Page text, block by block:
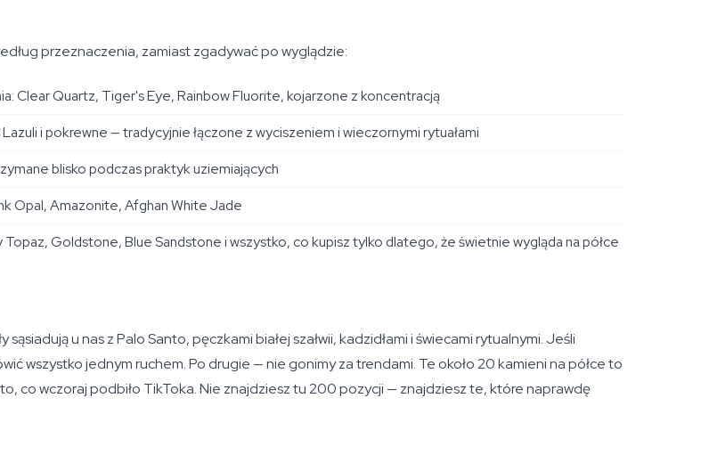
przeznaczenia, zamiast zgadywać po wyglądzie:
Clear Quartz, Tiger's Eye, Rainbow Fluorite, kojarzone z koncentracją
i pokrewne — tradycyjnie łączone z wyciszeniem i wieczornymi rytuałami
blisko podczas praktyk uziemiających
Opal, Amazonite, Afghan White Jade
Goldstone, Blue Sandstone i wszystko, co kupisz tylko dlatego, że świetnie wygląda na półce
u nas z Palo Santo, pęczkami białej szałwii, kadzidłami i świecami rytualnymi. Jeśli
wszystko jednym ruchem. Po drugie — nie gonimy za trendami. Te około 20 kamieni na półce to
co wczoraj podbiło TikToka. Nie znajdziesz tu 200 pozycji — znajdziesz te, które naprawdę